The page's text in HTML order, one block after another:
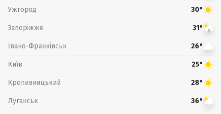
Ужгород 30°
Запоріжжя 31°
Івано-Франківськ 26°
Київ 25°
Кропивницький 28°
Луганськ 36°